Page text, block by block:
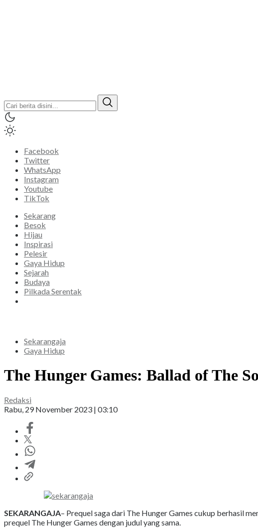
Facebook
Twitter
WhatsApp
Instagram
Youtube
TikTok
Sekarang
Besok
Hijau
Inspirasi
Pelesir
Gaya Hidup
Sejarah
Budaya
Pilkada Serentak
Sekarangaja
Gaya Hidup
The Hunger Games: Ballad of The
Redaksi
Rabu, 29 November 2023 | 03:10
SEKARANGAJA– Prequel saga dari The Hunger Games cukup berhasil
prequel The Hunger Games dengan judul yang sama.